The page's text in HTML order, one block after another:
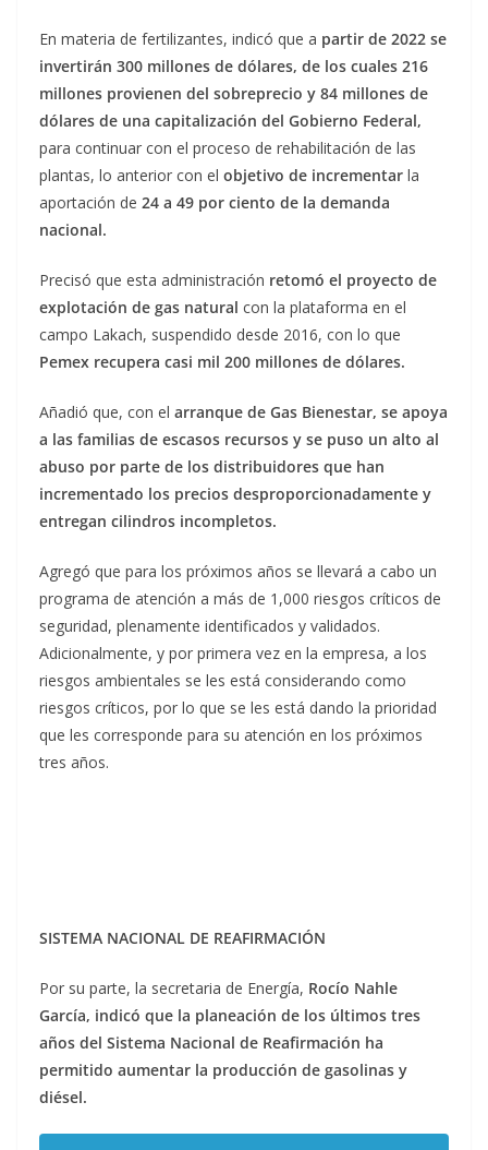
En materia de fertilizantes, indicó que a partir de 2022 se
invertirán 300 millones de dólares, de los cuales 216
millones provienen del sobreprecio y 84 millones de
dólares de una capitalización del Gobierno Federal,
para continuar con el proceso de rehabilitación de las
plantas, lo anterior con el objetivo de incrementar la
aportación de 24 a 49 por ciento de la demanda
nacional.
Precisó que esta administración retomó el proyecto de
explotación de gas natural con la plataforma en el
campo Lakach, suspendido desde 2016, con lo que
Pemex recupera casi mil 200 millones de dólares.
Añadió que, con el arranque de Gas Bienestar, se apoya
a las familias de escasos recursos y se puso un alto al
abuso por parte de los distribuidores que han
incrementado los precios desproporcionadamente y
entregan cilindros incompletos.
Agregó que para los próximos años se llevará a cabo un
programa de atención a más de 1,000 riesgos críticos de
seguridad, plenamente identificados y validados.
Adicionalmente, y por primera vez en la empresa, a los
riesgos ambientales se les está considerando como
riesgos críticos, por lo que se les está dando la prioridad
que les corresponde para su atención en los próximos
tres años.
SISTEMA NACIONAL DE REAFIRMACIÓN
Por su parte, la secretaria de Energía, Rocío Nahle
García, indicó que la planeación de los últimos tres
años del Sistema Nacional de Reafirmación ha
permitido aumentar la producción de gasolinas y
diésel.